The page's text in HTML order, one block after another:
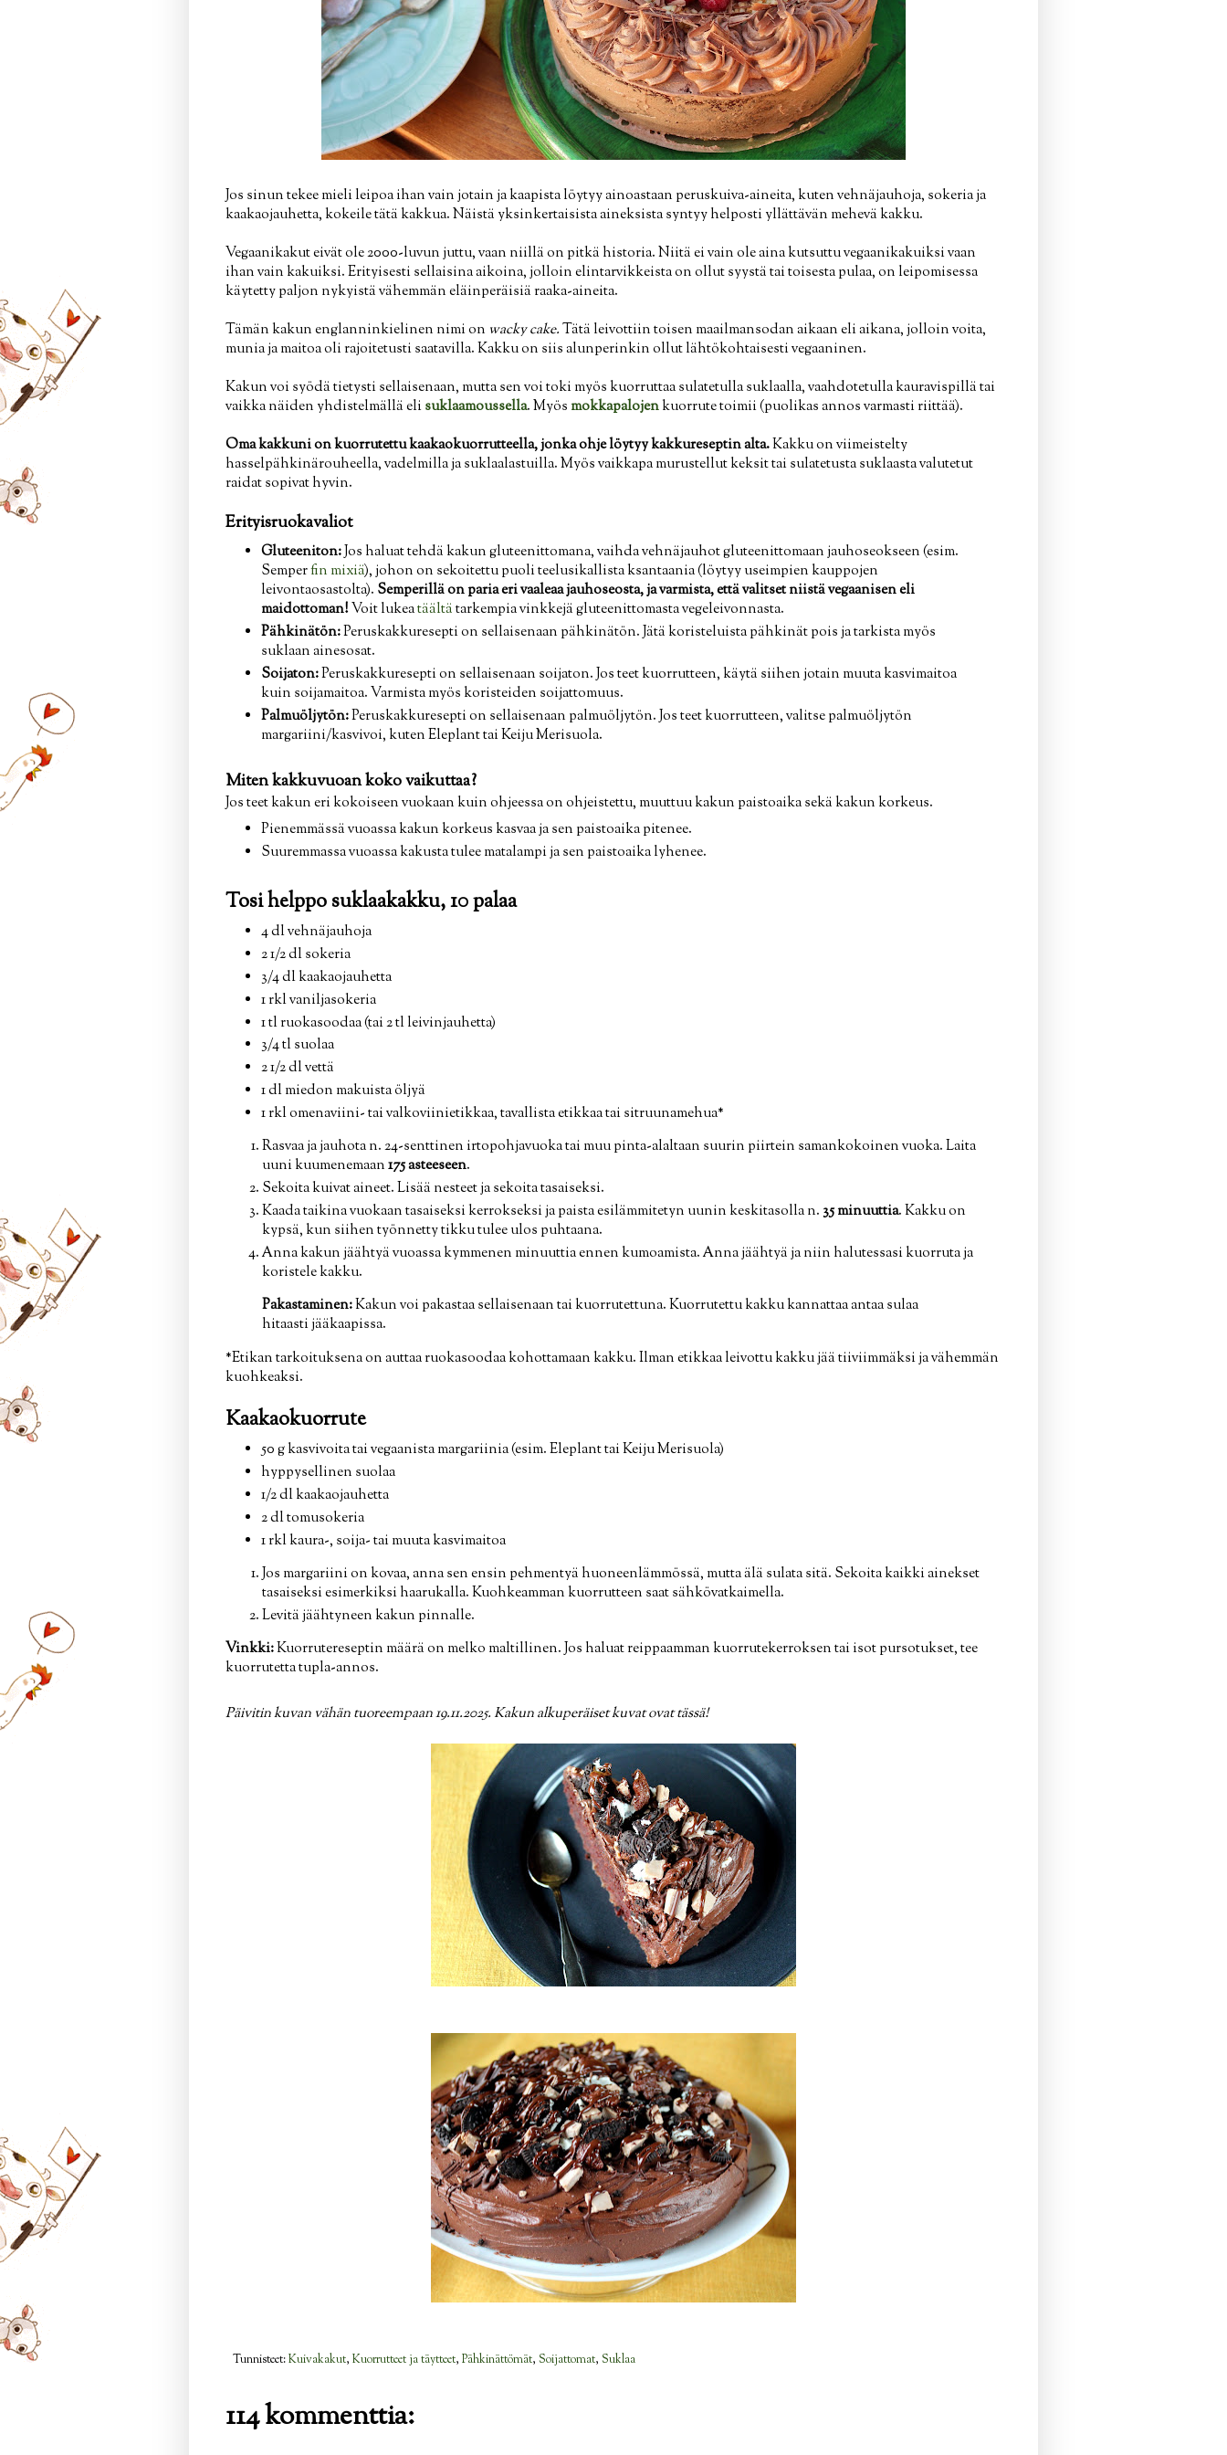
Jos sinun tekee mieli leipoa ihan vain jotain ja kaapista löytyy ainoastaan peruskuiva-aineita, kuten vehnäjauhoja, sokeria ja
kaakaojauhetta, kokeile tätä kakkua. Näistä yksinkertaisista aineksista syntyy helposti yllättävän mehevä kakku.
Vegaanikakut eivät ole 2000-luvun juttu, vaan niillä on pitkä historia. Niitä ei vain ole aina kutsuttu vegaanikakuiksi vaan
ihan vain kakuiksi. Erityisesti sellaisina aikoina, jolloin elintarvikkeista on ollut syystä tai toisesta pulaa, on leipomisessa
käytetty paljon nykyistä vähemmän eläinperäisiä raaka-aineita.
Tämän kakun englanninkielinen nimi on wacky cake.Tätä leivottiin toisen maailmansodan aikaan eli aikana, jolloin voita,
munia ja maitoa oli rajoitetusti saatavilla. Kakku on siis alunperinkin ollut lähtökohtaisesti vegaaninen.
Kakun voi syödä tietysti sellaisenaan, mutta sen voi toki myös kuorruttaa sulatetulla suklaalla, vaahdotetulla kauravispillä tai
vaikka näiden yhdistelmällä elisuklaamoussella. Myösmokkapalojenkuorrute toimii (puolikas annos varmasti riittää).
Oma kakkuni on kuorrutettu kaakaokuorrutteella, jonka ohje löytyy kakkureseptin alta.Kakku on viimeistelty
hasselpähkinärouheella, vadelmilla ja suklaalastuilla. Myös vaikkapa murustellut keksit tai sulatetusta suklaasta valutetut
raidat sopivat hyvin.
Erityisruokavaliot
Gluteeniton:Jos haluat tehdä kakun gluteenittomana, vaihda vehnäjauhot gluteenittomaan jauhoseokseen (esim.
Semperfin mixiä), johon on sekoitettu puoli teelusikallista ksantaania (löytyy useimpien kauppojen
leivontaosastolta). Semperillä on paria eri vaaleaa jauhoseosta, ja varmista, että valitset niistä vegaanisen eli
maidottoman!Voit lukeatäältätarkempia vinkkejä gluteenittomasta vegeleivonnasta.
Pähkinätön:Peruskakkuresepti on sellaisenaan pähkinätön. Jätä koristeluista pähkinät pois ja tarkista myös
suklaan ainesosat.
Soijaton:Peruskakkuresepti on sellaisenaan soijaton. Jos teet kuorrutteen, käytä siihen jotain muuta kasvimaitoa
kuin soijamaitoa. Varmista myös koristeiden soijattomuus.
Palmuöljytön:Peruskakkuresepti on sellaisenaan palmuöljytön. Jos teet kuorrutteen, valitse palmuöljytön
margariini/kasvivoi, kuten Eleplant tai Keiju Merisuola.
Miten kakkuvuoan koko vaikuttaa?
Jos teet kakun eri kokoiseen vuokaan kuin ohjeessa on ohjeistettu, muuttuu kakun paistoaika sekä kakun korkeus.
Pienemmässä vuoassa kakun korkeus kasvaa ja sen paistoaika pitenee.
Suuremmassa vuoassa kakusta tulee matalampi ja sen paistoaika lyhenee.
Tosi helppo suklaakakku, 10 palaa
4 dl vehnäjauhoja
2 1/2 dl sokeria
3/4 dl kaakaojauhetta
1 rkl vaniljasokeria
1 tl ruokasoodaa (tai 2 tl leivinjauhetta)
3/4 tl suolaa
2 1/2 dl vettä
1 dl miedon makuista öljyä
1 rkl omenaviini- tai valkoviinietikkaa, tavallista etikkaa tai sitruunamehua*
Rasvaa ja jauhota n. 24-senttinen irtopohjavuoka tai muu pinta-alaltaan suurin piirtein samankokoinen vuoka. Laita
uuni kuumenemaan175 asteeseen.
Sekoita kuivat aineet. Lisää nesteet ja sekoita tasaiseksi.
Kaada taikina vuokaan tasaiseksi kerrokseksi ja paista esilämmitetyn uunin keskitasolla n.35 minuuttia. Kakku on
kypsä, kun siihen työnnetty tikku tulee ulos puhtaana.
Anna kakun jäähtyä vuoassa kymmenen minuuttia ennen kumoamista. Anna jäähtyä ja niin halutessasi kuorruta ja
koristele kakku.
Pakastaminen:Kakun voi pakastaa sellaisenaan tai kuorrutettuna. Kuorrutettu kakku kannattaa antaa sulaa
hitaasti jääkaapissa.
*Etikan tarkoituksena on auttaa ruokasoodaa kohottamaan kakku. Ilman etikkaa leivottu kakku jää tiiviimmäksi ja vähemmän
kuohkeaksi.
Kaakaokuorrute
50 g kasvivoita tai vegaanista margariinia (esim. Eleplant tai Keiju Merisuola)
hyppysellinen suolaa
1/2 dl kaakaojauhetta
2 dl tomusokeria
1 rkl kaura-, soija- tai muuta kasvimaitoa
Jos margariini on kovaa, anna sen ensin pehmentyä huoneenlämmössä, mutta älä sulata sitä. Sekoita kaikki ainekset
tasaiseksi esimerkiksi haarukalla. Kuohkeamman kuorrutteen saat sähkövatkaimella.
Levitä jäähtyneen kakun pinnalle.
Vinkki:Kuorrutereseptin määrä on melko maltillinen. Jos haluat reippaamman kuorrutekerroksen tai isot pursotukset, tee
kuorrutetta tupla-annos.
Päivitin kuvan vähän tuoreempaan 19.11.2025. Kakun alkuperäiset kuvat ovat tässä!
Tunnisteet:Kuivakakut, Kuorrutteet ja täytteet, Pähkinättömät, Soijattomat, Suklaa
114 kommenttia: